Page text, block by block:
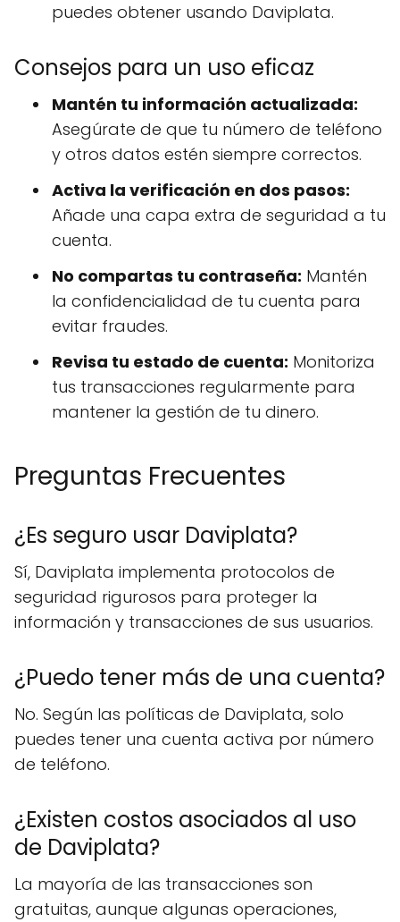
puedes obtener usando Daviplata.
Consejos para un uso eficaz
Mantén tu información actualizada:
Asegúrate de que tu número de teléfono
y otros datos estén siempre correctos.
Activa la verificación en dos pasos:
Añade una capa extra de seguridad a tu
cuenta.
No compartas tu contraseña: Mantén
la confidencialidad de tu cuenta para
evitar fraudes.
Revisa tu estado de cuenta: Monitoriza
tus transacciones regularmente para
mantener la gestión de tu dinero.
Preguntas Frecuentes
¿Es seguro usar Daviplata?
Sí, Daviplata implementa protocolos de
seguridad rigurosos para proteger la
información y transacciones de sus usuarios.
¿Puedo tener más de una cuenta?
No. Según las políticas de Daviplata, solo
puedes tener una cuenta activa por número
de teléfono.
¿Existen costos asociados al uso
de Daviplata?
La mayoría de las transacciones son
gratuitas, aunque algunas operaciones,